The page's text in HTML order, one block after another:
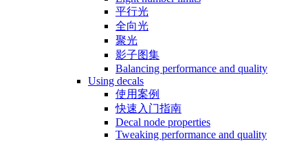
平行光
全向光
聚光
影子图集
Balancing performance and quality
Using decals
使用案例
快速入门指南
Decal node properties
Tweaking performance and quality